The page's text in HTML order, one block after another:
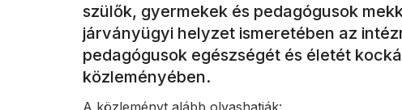
szülők, gyermekek és pedagógusok
járványügyi helyzet ismeretében az
pedagógusok egészségét és életét
közleményében.
A közleményt alább olvashatják: